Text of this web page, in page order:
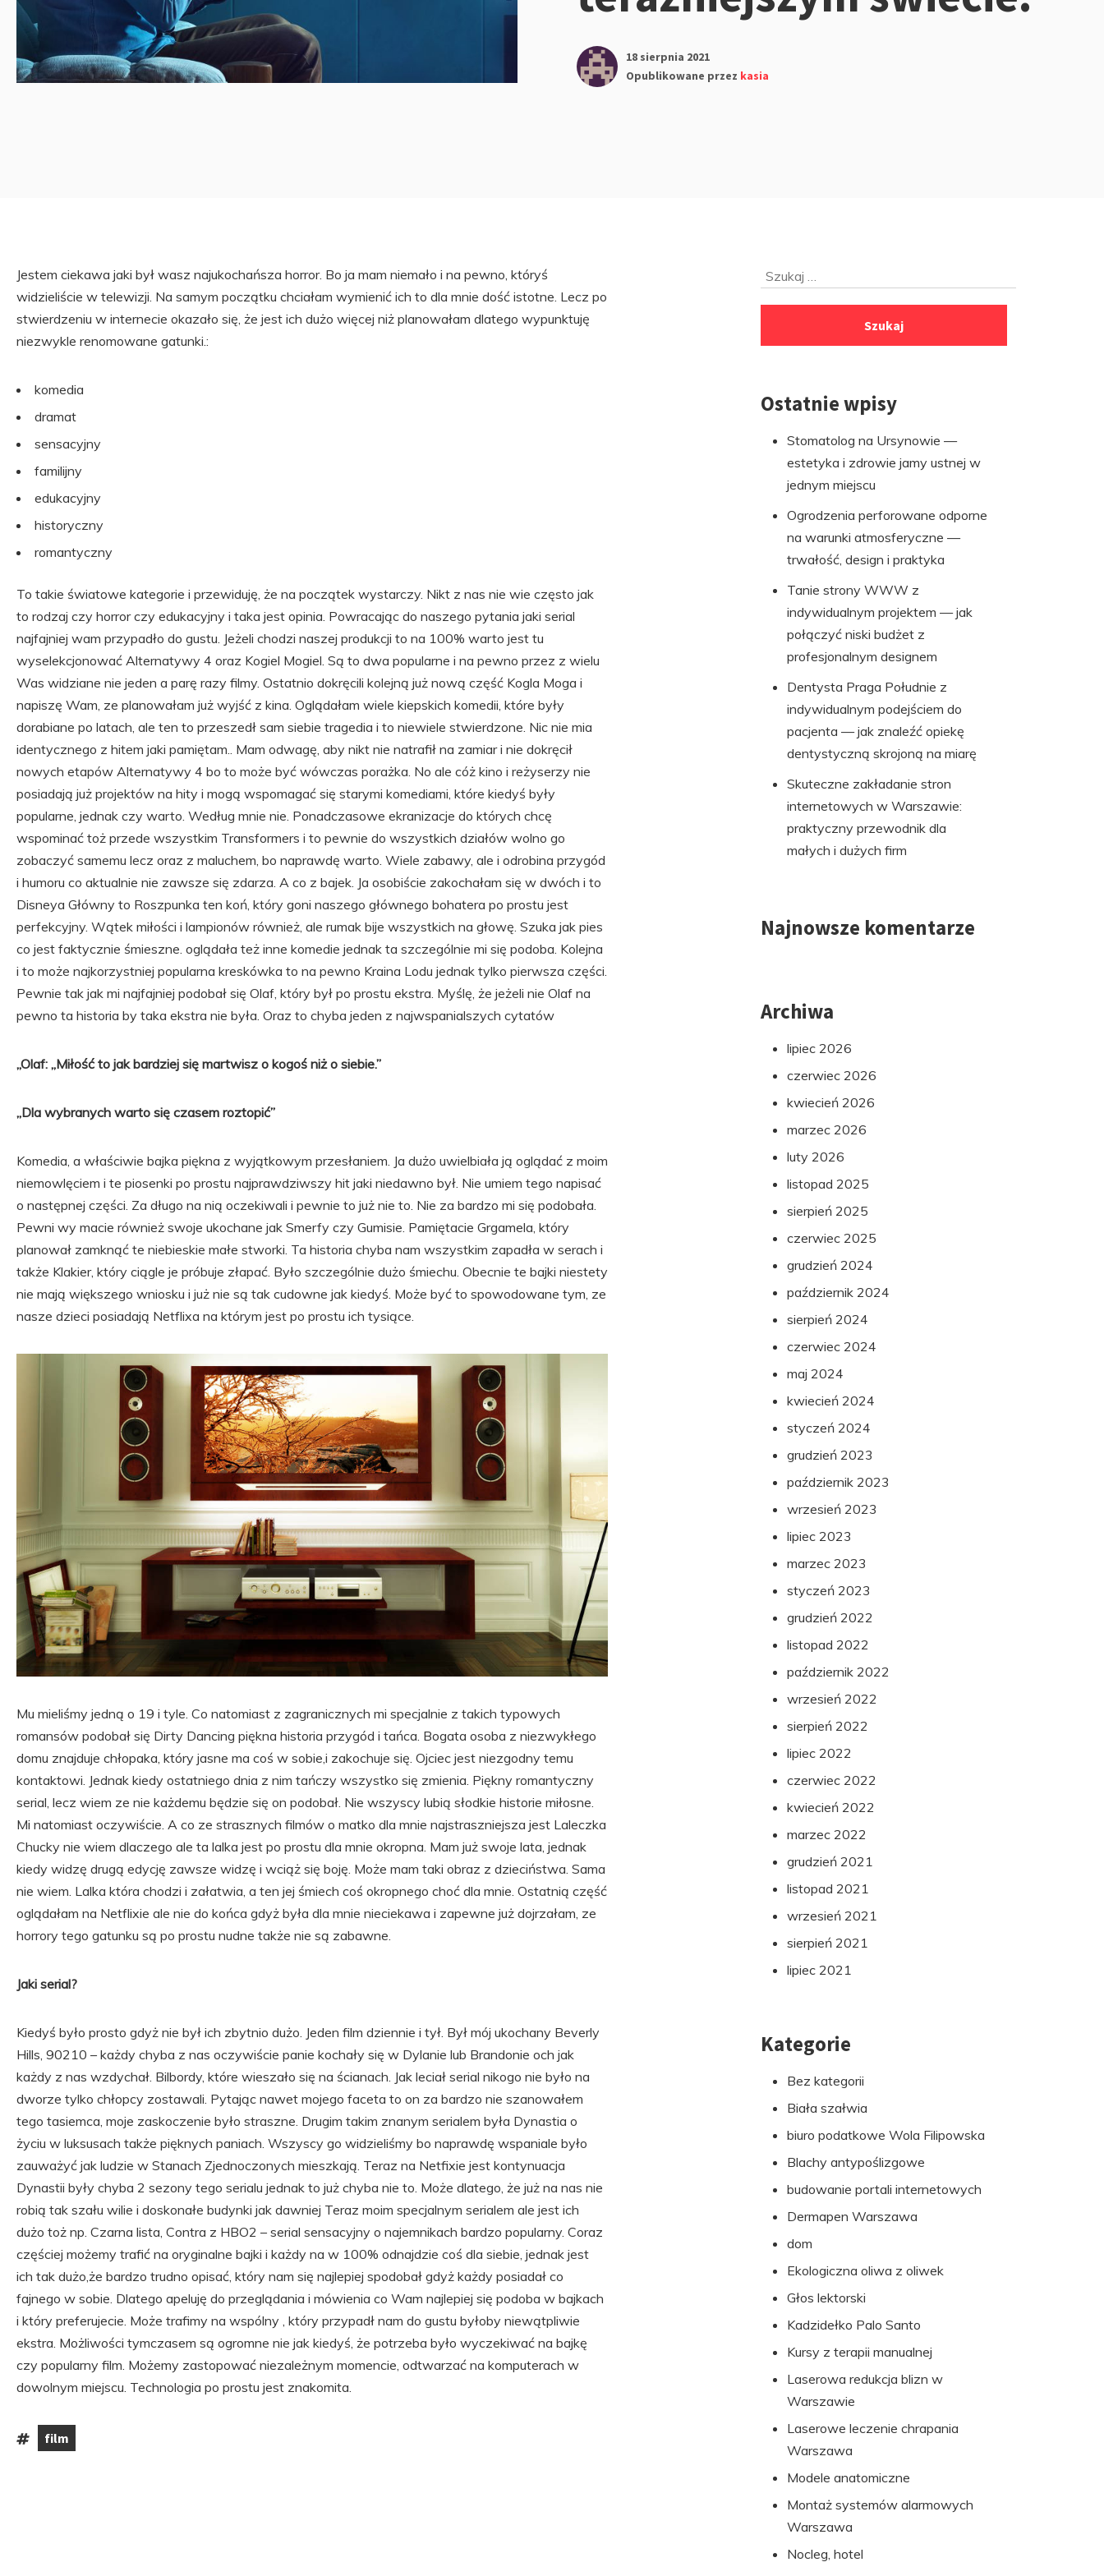
18 sierpnia 2021
Opublikowane przez kasia
Jestem ciekawa jaki był wasz najukochańsza horror. Bo ja mam niemało i na pewno, któryś
widzieliście w telewizji. Na samym początku chciałam wymienić ich to dla mnie dość istotne. Lecz po
stwierdzeniu w internecie okazało się, że jest ich dużo więcej niż planowałam dlatego wypunktuję
niezwykle renomowane gatunki.:
komedia
dramat
sensacyjny
familijny
edukacyjny
historyczny
romantyczny
To takie światowe kategorie i przewiduję, że na początek wystarczy. Nikt z nas nie wie często jak
to rodzaj czy horror czy edukacyjny i taka jest opinia. Powracając do naszego pytania jaki serial
najfajniej wam przypadło do gustu. Jeżeli chodzi naszej produkcji to na 100% warto jest tu
wyselekcjonować Alternatywy 4 oraz Kogiel Mogiel. Są to dwa popularne i na pewno przez z wielu
Was widziane nie jeden a parę razy filmy. Ostatnio dokręcili kolejną już nową część Kogla Moga i
napiszę Wam, ze planowałam już wyjść z kina. Oglądałam wiele kiepskich komedii, które były
dorabiane po latach, ale ten to przeszedł sam siebie tragedia i to niewiele stwierdzone. Nic nie mia
identycznego z hitem jaki pamiętam.. Mam odwagę, aby nikt nie natrafił na zamiar i nie dokręcił
nowych etapów Alternatywy 4 bo to może być wówczas porażka. No ale cóż kino i reżyserzy nie
posiadają już projektów na hity i mogą wspomagać się starymi komediami, które kiedyś były
popularne, jednak czy warto. Według mnie nie. Ponadczasowe ekranizacje do których chcę
wspominać toż przede wszystkim Transformers i to pewnie do wszystkich działów wolno go
zobaczyć samemu lecz oraz z maluchem, bo naprawdę warto. Wiele zabawy, ale i odrobina przygód
i humoru co aktualnie nie zawsze się zdarza. A co z bajek. Ja osobiście zakochałam się w dwóch i to
Disneya Główny to Roszpunka ten koń, który goni naszego głównego bohatera po prostu jest
perfekcyjny. Wątek miłości i lampionów również, ale rumak bije wszystkich na głowę. Szuka jak pies
co jest faktycznie śmieszne. oglądała też inne komedie jednak ta szczególnie mi się podoba. Kolejna
i to może najkorzystniej popularna kreskówka to na pewno Kraina Lodu jednak tylko pierwsza części.
Pewnie tak jak mi najfajniej podobał się Olaf, który był po prostu ekstra. Myślę, że jeżeli nie Olaf na
pewno ta historia by taka ekstra nie była. Oraz to chyba jeden z najwspanialszych cytatów
„Olaf: „Miłość to jak bardziej się martwisz o kogoś niż o siebie.”
„Dla wybranych warto się czasem roztopić”
Komedia, a właściwie bajka piękna z wyjątkowym przesłaniem. Ja dużo uwielbiała ją oglądać z moim
niemowlęciem i te piosenki po prostu najprawdziwszy hit jaki niedawno był. Nie umiem tego napisać
o następnej części. Za długo na nią oczekiwali i pewnie to już nie to. Nie za bardzo mi się podobała.
Pewni wy macie również swoje ukochane jak Smerfy czy Gumisie. Pamiętacie Grgamela, który
planował zamknąć te niebieskie małe stworki. Ta historia chyba nam wszystkim zapadła w serach i
także Klakier, który ciągle je próbuje złapać. Było szczególnie dużo śmiechu. Obecnie te bajki niestety
nie mają większego wniosku i już nie są tak cudowne jak kiedyś. Może być to spowodowane tym, ze
nasze dzieci posiadają Netflixa na którym jest po prostu ich tysiące.
Mu mieliśmy jedną o 19 i tyle. Co natomiast z zagranicznych mi specjalnie z takich typowych
romansów podobał się Dirty Dancing piękna historia przygód i tańca. Bogata osoba z niezwykłego
domu znajduje chłopaka, który jasne ma coś w sobie,i zakochuje się. Ojciec jest niezgodny temu
kontaktowi. Jednak kiedy ostatniego dnia z nim tańczy wszystko się zmienia. Piękny romantyczny
serial, lecz wiem ze nie każdemu będzie się on podobał. Nie wszyscy lubią słodkie historie miłosne.
Mi natomiast oczywiście. A co ze strasznych filmów o matko dla mnie najstraszniejsza jest Laleczka
Chucky nie wiem dlaczego ale ta lalka jest po prostu dla mnie okropna. Mam już swoje lata, jednak
kiedy widzę drugą edycję zawsze widzę i wciąż się boję. Może mam taki obraz z dzieciństwa. Sama
nie wiem. Lalka która chodzi i załatwia, a ten jej śmiech coś okropnego choć dla mnie. Ostatnią część
oglądałam na Netflixie ale nie do końca gdyż była dla mnie nieciekawa i zapewne już dojrzałam, ze
horrory tego gatunku są po prostu nudne także nie są zabawne.
Jaki serial?
Kiedyś było prosto gdyż nie był ich zbytnio dużo. Jeden film dziennie i tył. Był mój ukochany Beverly
Hills, 90210 – każdy chyba z nas oczywiście panie kochały się w Dylanie lub Brandonie och jak
każdy z nas wzdychał. Bilbordy, które wieszało się na ścianach. Jak leciał serial nikogo nie było na
dworze tylko chłopcy zostawali. Pytając nawet mojego faceta to on za bardzo nie szanowałem
tego tasiemca, moje zaskoczenie było straszne. Drugim takim znanym serialem była Dynastia o
życiu w luksusach także pięknych paniach. Wszyscy go widzieliśmy bo naprawdę wspaniale było
zauważyć jak ludzie w Stanach Zjednoczonych mieszkają. Teraz na Netfixie jest kontynuacja
Dynastii były chyba 2 sezony tego serialu jednak to już chyba nie to. Może dlatego, że już na nas nie
robią tak szału wilie i doskonałe budynki jak dawniej Teraz moim specjalnym serialem ale jest ich
dużo toż np. Czarna lista, Contra z HBO2 – serial sensacyjny o najemnikach bardzo popularny. Coraz
częściej możemy trafić na oryginalne bajki i każdy na w 100% odnajdzie coś dla siebie, jednak jest
ich tak dużo,że bardzo trudno opisać, który nam się najlepiej spodobał gdyż każdy posiadał co
fajnego w sobie. Dlatego apeluję do przeglądania i mówienia co Wam najlepiej się podoba w bajkach
i który preferujecie. Może trafimy na wspólny , który przypadł nam do gustu byłoby niewątpliwie
ekstra. Możliwości tymczasem są ogromne nie jak kiedyś, że potrzeba było wyczekiwać na bajkę
czy popularny film. Możemy zastopować niezależnym momencie, odtwarzać na komputerach w
dowolnym miejscu. Technologia po prostu jest znakomita.
Tagi:
film
PrzejdźSzukaj:
Ostatnie wpisy
Stomatolog na Ursynowie —
estetyka i zdrowie jamy ustnej w
jednym miejscu
Ogrodzenia perforowane odporne
na warunki atmosferyczne —
trwałość, design i praktyka
Tanie strony WWW z
indywidualnym projektem — jak
połączyć niski budżet z
profesjonalnym designem
Dentysta Praga Południe z
indywidualnym podejściem do
pacjenta — jak znaleźć opiekę
dentystyczną skrojoną na miarę
Skuteczne zakładanie stron
internetowych w Warszawie:
praktyczny przewodnik dla
małych i dużych firm
Najnowsze komentarze
Archiwa
lipiec 2026
czerwiec 2026
kwiecień 2026
marzec 2026
luty 2026
listopad 2025
sierpień 2025
czerwiec 2025
grudzień 2024
październik 2024
sierpień 2024
czerwiec 2024
maj 2024
kwiecień 2024
styczeń 2024
grudzień 2023
październik 2023
wrzesień 2023
lipiec 2023
marzec 2023
styczeń 2023
grudzień 2022
listopad 2022
październik 2022
wrzesień 2022
sierpień 2022
lipiec 2022
czerwiec 2022
kwiecień 2022
marzec 2022
grudzień 2021
listopad 2021
wrzesień 2021
sierpień 2021
lipiec 2021
Kategorie
Bez kategorii
Biała szałwia
biuro podatkowe Wola Filipowska
Blachy antypoślizgowe
budowanie portali internetowych
Dermapen Warszawa
dom
Ekologiczna oliwa z oliwek
Głos lektorski
Kadzidełko Palo Santo
Kursy z terapii manualnej
Laserowa redukcja blizn w
Warszawie
Laserowe leczenie chrapania
Warszawa
Modele anatomiczne
Montaż systemów alarmowych
Warszawa
Nocleg, hotel